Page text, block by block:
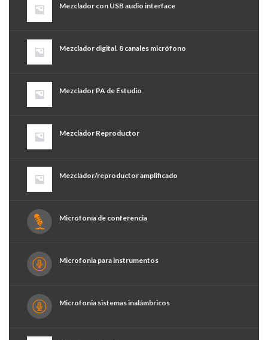
Mezclador con USB audio interface
Mezclador digital. 8 canales micrófono
Mezclador PA de Estudio
Mezclador Reproductor
Mezclador/reproductor amplificado
Microfonía de conferencia
Microfonia para instrumentos
Microfonia sistemas inalámbricos